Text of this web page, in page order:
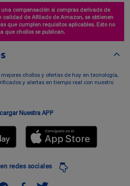
compensación si compras derivado de
calidad de Afiliado de Amazon, se obtienen
que cumplen requisitos aplicables. Esto no
que chollos se publican.
chollos y ofertas de hoy en tecnología,
y alertas en tiempo real con nuestro
Nuestra APP
redes sociales